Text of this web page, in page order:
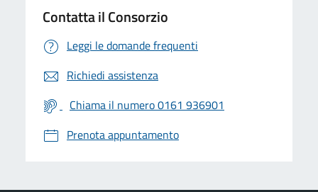
Contatta il Consorzio
Leggi le domande frequenti
Richiedi assistenza
Chiama il numero 0161 936901
Prenota appuntamento